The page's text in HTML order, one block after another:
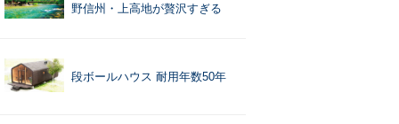
野信州・上高地が贅沢すぎる
段ボールハウス 耐用年数50年